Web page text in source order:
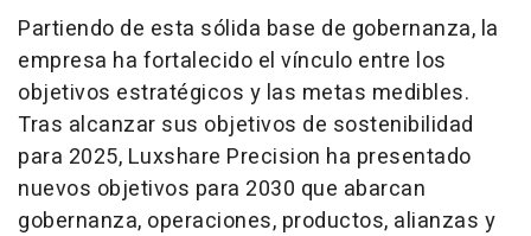
Partiendo de esta sólida base de gobernanza, la
empresa ha fortalecido el vínculo entre los
objetivos estratégicos y las metas medibles.
Tras alcanzar sus objetivos de sostenibilidad
para 2025, Luxshare Precision ha presentado
nuevos objetivos para 2030 que abarcan
gobernanza, operaciones, productos, alianzas y